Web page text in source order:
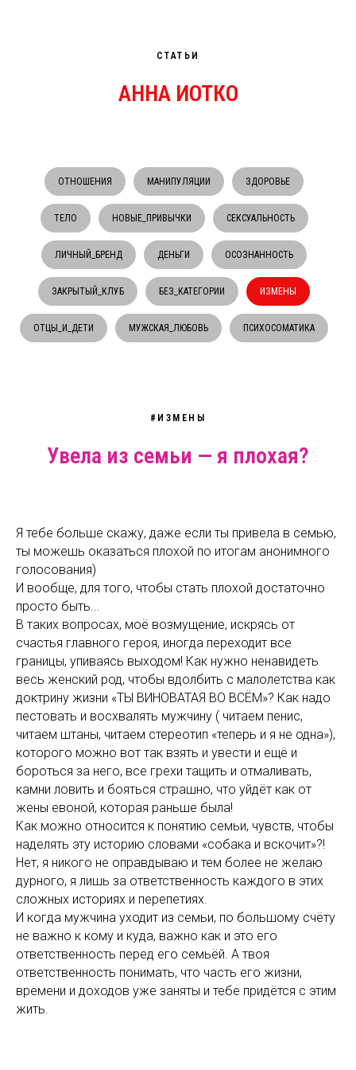
СТАТЬИ
АННА ИОТКО
ОТНОШЕНИЯ МАНИПУЛЯЦИИ ЗДОРОВЬЕ
ТЕЛО НОВЫЕ_ПРИВЫЧКИ СЕКСУАЛЬНОСТЬ
ЛИЧНЫЙ_БРЕНД ДЕНЬГИ ОСОЗНАННОСТЬ
ЗАКРЫТЫЙ_КЛУБ БЕЗ_КАТЕГОРИИ ИЗМЕНЫ
ОТЦЫ_И_ДЕТИ МУЖСКАЯ_ЛЮБОВЬ ПСИХОСОМАТИКА
#ИЗМЕНЫ
Увела из семьи — я плохая?
Я тебе больше скажу, даже если ты привела в семью,
ты можешь оказаться плохой по итогам анонимного
голосования)
И вообще, для того, чтобы стать плохой достаточно
просто быть...
В таких вопросах, моё возмущение, искрясь от
счастья главного героя, иногда переходит все
границы, упиваясь выходом! Как нужно ненавидеть
весь женский род, чтобы вдолбить с малолетства как
доктрину жизни «ТЫ ВИНОВАТАЯ ВО ВСЁМ»? Как надо
пестовать и восхвалять мужчину ( читаем пенис,
читаем штаны, читаем стереотип «теперь и я не одна»),
которого можно вот так взять и увести и ещё и
бороться за него, все грехи тащить и отмаливать,
камни ловить и бояться страшно, что уйдёт как от
жены евоной, которая раньше была!
Как можно относится к понятию семьи, чувств, чтобы
наделять эту историю словами «собака и вскочит»?!
Нет, я никого не оправдываю и тем более не желаю
дурного, я лишь за ответственность каждого в этих
сложных историях и перепетиях.
И когда мужчина уходит из семьи, по большому счёту
не важно к кому и куда, важно как и это его
ответственность перед его семьёй. А твоя
ответственность понимать, что часть его жизни,
времени и доходов уже заняты и тебе придётся с этим
жить.